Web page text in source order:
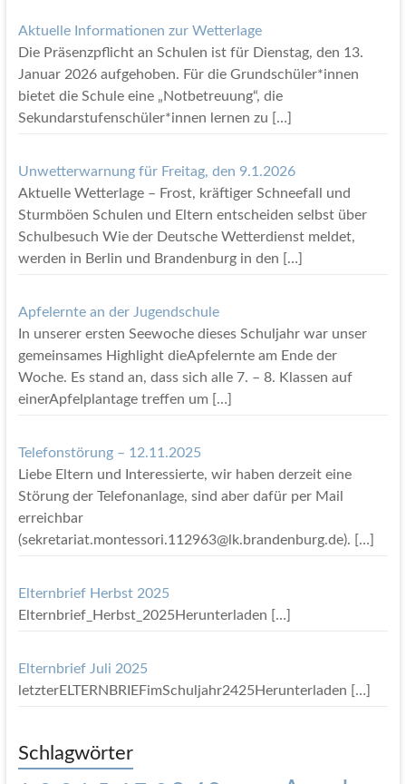
Aktuelle Informationen zur Wetterlage
Die Präsenzpflicht an Schulen ist für Dienstag, den 13.
Januar 2026 aufgehoben. Für die Grundschüler*innen
bietet die Schule eine „Notbetreuung“, die
Sekundarstufenschüler*innen lernen zu
[…]
Unwetterwarnung für Freitag, den 9.1.2026
Aktuelle Wetterlage – Frost, kräftiger Schneefall und
Sturmböen Schulen und Eltern entscheiden selbst über
Schulbesuch Wie der Deutsche Wetterdienst meldet,
werden in Berlin und Brandenburg in den
[…]
Apfelernte an der Jugendschule
In unserer ersten Seewoche dieses Schuljahr war unser
gemeinsames Highlight dieApfelernte am Ende der
Woche. Es stand an, dass sich alle 7. – 8. Klassen auf
einerApfelplantage treffen um
[…]
Telefonstörung – 12.11.2025
Liebe Eltern und Interessierte, wir haben derzeit eine
Störung der Telefonanlage, sind aber dafür per Mail
erreichbar
(sekretariat.montessori.112963@lk.brandenburg.de). […]
Elternbrief Herbst 2025
Elternbrief_Herbst_2025Herunterladen […]
Elternbrief Juli 2025
letzterELTERNBRIEFimSchuljahr2425Herunterladen […]
Schlagwörter